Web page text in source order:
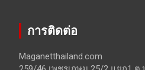
การติดต่อ
Maganetthailand.com